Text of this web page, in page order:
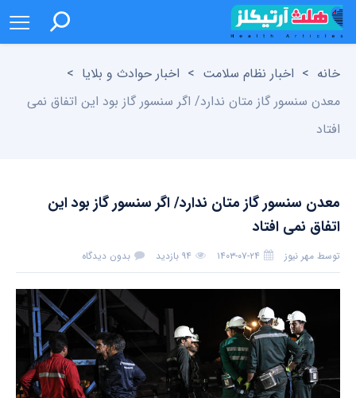
خانه > اخبار نظام سلامت > اخبار حوادث و بلایا >
معدن سنسور گاز متان ندارد/ اگر سنسور گاز بود این اتفاق نمی
افتاد
معدن سنسور گاز متان ندارد/ اگر سنسور گاز بود این
اتفاق نمی افتاد
توسط مهر نیوز ۱۴۰۳-۰۷-۲۴ ۹۴ بازدید بدون دیدگاه